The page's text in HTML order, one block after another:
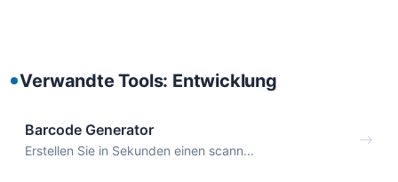
Verwandte Tools: Entwicklung
Barcode Generator
Erstellen Sie in Sekunden einen scann...